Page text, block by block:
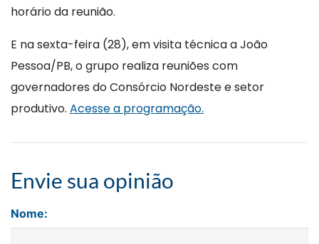
horário da reunião.
E na sexta-feira (28), em visita técnica a João
Pessoa/PB, o grupo realiza reuniões com
governadores do Consórcio Nordeste e setor
produtivo. Acesse a programação.
Envie sua opinião
Nome: